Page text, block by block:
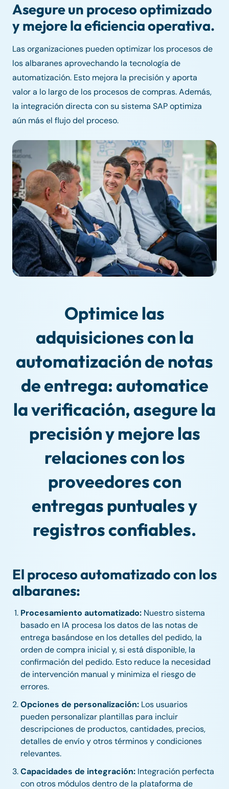
Asegure un proceso optimizado
y mejore la eficiencia operativa.
Las organizaciones pueden optimizar los procesos de
los albaranes aprovechando la tecnología de
automatización. Esto mejora la precisión y aporta
valor a lo largo de los procesos de compras. Además,
la integración directa con su sistema SAP optimiza
aún más el flujo del proceso.
Optimice las
adquisiciones con la
automatización de notas
de entrega: automatice
la verificación, asegure la
precisión y mejore las
relaciones con los
proveedores con
entregas puntuales y
registros confiables.
El proceso automatizado con los
albaranes:
Procesamiento automatizado: Nuestro sistema
basado en IA procesa los datos de las notas de
entrega basándose en los detalles del pedido, la
orden de compra inicial y, si está disponible, la
confirmación del pedido. Esto reduce la necesidad
de intervención manual y minimiza el riesgo de
errores.
Opciones de personalización: Los usuarios
pueden personalizar plantillas para incluir
descripciones de productos, cantidades, precios,
detalles de envío y otros términos y condiciones
relevantes.
Capacidades de integración: Integración perfecta
con otros módulos dentro de la plataforma de